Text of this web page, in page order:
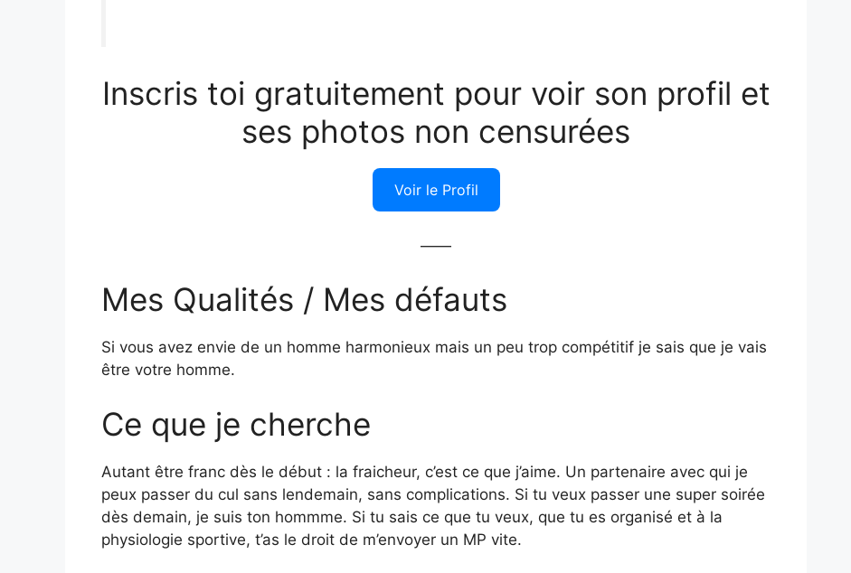
Inscris toi gratuitement pour voir son profil et
ses photos non censurées
Voir le Profil
——
Mes Qualités / Mes défauts
Si vous avez envie de un homme harmonieux mais un peu trop compétitif je sais que je vais
être votre homme.
Ce que je cherche
Autant être franc dès le début : la fraicheur, c’est ce que j’aime. Un partenaire avec qui je
peux passer du cul sans lendemain, sans complications. Si tu veux passer une super soirée
dès demain, je suis ton hommme. Si tu sais ce que tu veux, que tu es organisé et à la
physiologie sportive, t’as le droit de m’envoyer un MP vite.